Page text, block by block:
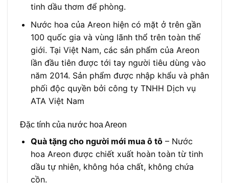
tinh dầu thơm để phòng.
Nước hoa của Areon hiện có mặt ở trên gần
100 quốc gia và vùng lãnh thổ trên toàn thế
giới. Tại Việt Nam, các sản phẩm của Areon
lần đầu tiên được tới tay người tiêu dùng vào
năm 2014. Sản phẩm được nhập khẩu và phân
phối độc quyền bởi công ty TNHH Dịch vụ
ATA Việt Nam
Đặc tính của nước hoa Areon
Quà tặng cho người mới mua ô tô– Nước
hoa Areon được chiết xuất hoàn toàn từ tinh
dầu tự nhiên, không hóa chất, không chứa
cồn.